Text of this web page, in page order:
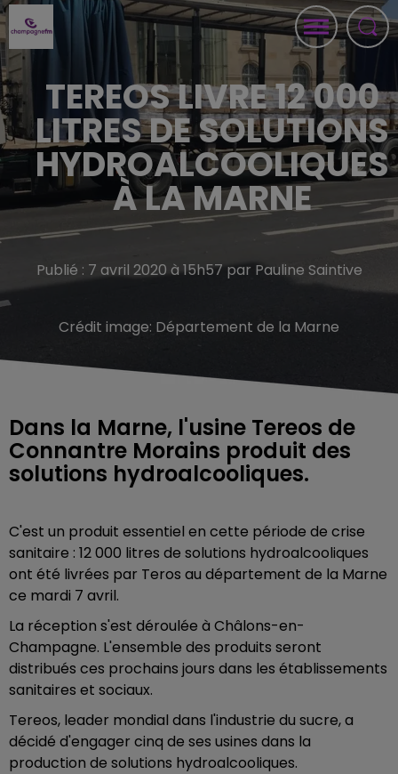
TEREOS LIVRE 12 000
LITRES DE SOLUTIONS
HYDROALCOOLIQUES
À LA MARNE
Publié : 7 avril 2020 à 15h57 par Pauline Saintive
Crédit image: Département de la Marne
Dans la Marne, l'usine Tereos de
Connantre Morains produit des
solutions hydroalcooliques.
C'est un produit essentiel en cette période de crise
sanitaire : 12 000 litres de solutions hydroalcooliques
ont été livrées par Teros au département de la Marne
ce mardi 7 avril.
La réception s'est déroulée à Châlons-en-
Champagne. L'ensemble des produits seront
distribués ces prochains jours dans les établissements
sanitaires et sociaux.
Tereos, leader mondial dans l'industrie du sucre, a
décidé d'engager cinq de ses usines dans la
production de solutions hydroalcooliques.